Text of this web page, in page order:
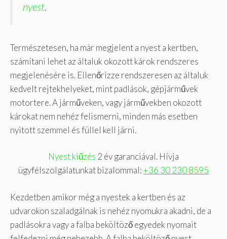
nyest.
Természetesen, ha már megjelent a nyest a kertben,
számítani lehet az általuk okozott károk rendszeres
megjelenésére is. Ellenőrizze rendszeresen az általuk
kedvelt rejtekhelyeket, mint padlások, gépjárművek
motortere. A járműveken, vagy járművekben okozott
károkat nem nehéz felismerni, minden más esetben
nyitott szemmel és füllel kell járni.
Nyest kiűzés 2 év garanciával. Hívja
ügyfélszolgálatunkat bizalommal:+36 30 230 8595
Kezdetben amikor még a nyestek a kertben és az
udvarokon szaladgálnak is nehéz nyomukra akadni, de a
padlásokra vagy a falba beköltöző egyedek nyomait